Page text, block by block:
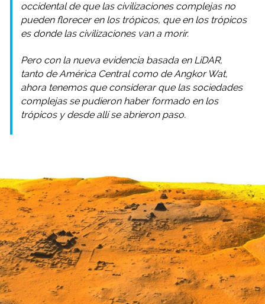
occidental de que las civilizaciones complejas no
pueden florecer en los trópicos, que en los trópicos
es donde las civilizaciones van a morir.
Pero con la nueva evidencia basada en LiDAR,
tanto de América Central como de Angkor Wat,
ahora tenemos que considerar que las sociedades
complejas se pudieron haber formado en los
trópicos y desde allí se abrieron paso.